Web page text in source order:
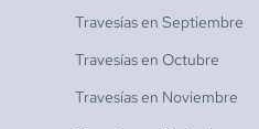
Travesías en Septiembre
Travesías en Octubre
Travesías en Noviembre